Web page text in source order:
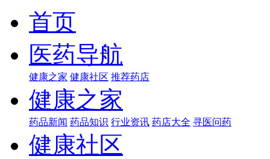
首页
医药导航
健康之家 健康社区 推荐药店
健康之家
药品新闻 药品知识 行业资讯 药店大全 寻医问药
健康社区